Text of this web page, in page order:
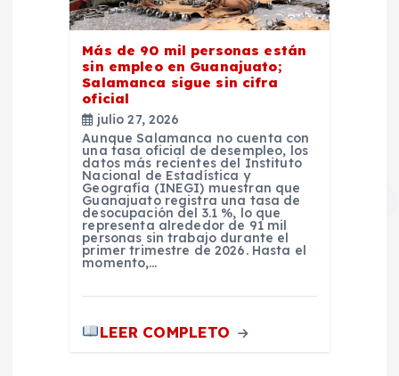
Más de 90 mil personas están
sin empleo en Guanajuato;
Salamanca sigue sin cifra
oficial
julio 27, 2026
Aunque Salamanca no cuenta con
una tasa oficial de desempleo, los
datos más recientes del Instituto
Nacional de Estadística y
Geografía (INEGI) muestran que
Guanajuato registra una tasa de
desocupación del 3.1 %, lo que
representa alrededor de 91 mil
personas sin trabajo durante el
primer trimestre de 2026. Hasta el
momento,…
LEER COMPLETO